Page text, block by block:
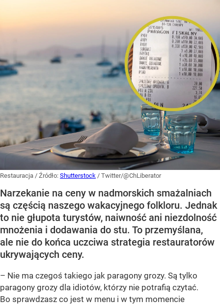
Restauracja / Źródło: Shutterstock / Twitter/@ChLiberator
Narzekanie na ceny w nadmorskich smażalniach
są częścią naszego wakacyjnego folkloru. Jednak
to nie głupota turystów, naiwność ani niezdolność
mnożenia i dodawania do stu. To przemyślana,
ale nie do końca uczciwa strategia restauratorów
ukrywających ceny.
– Nie ma czegoś takiego jak paragony grozy. Są tylko
paragony grozy dla idiotów, którzy nie potrafią czytać.
Bo sprawdzasz co jest w menu i w tym momencie